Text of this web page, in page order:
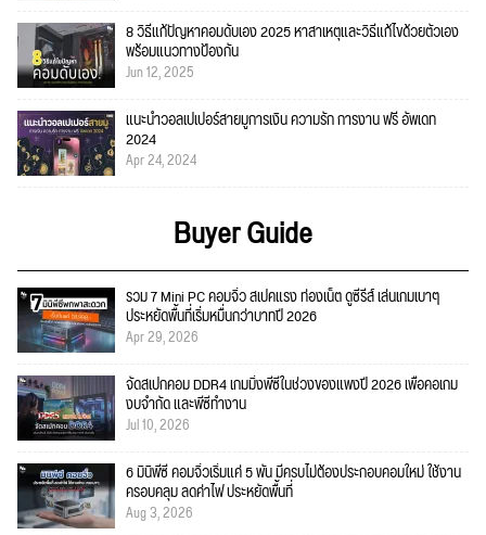
8 วิธีแก้ปัญหาคอมดับเอง 2025 หาสาเหตุและวิธีแก้ไขด้วยตัวเอง
พร้อมแนวทางป้องกัน
Jun 12, 2025
แนะนำวอลเปเปอร์สายมูการเงิน ความรัก การงาน ฟรี อัพเดท
2024
Apr 24, 2024
Buyer Guide
รวม 7 Mini PC คอมจิ๋ว สเปคแรง ท่องเน็ต ดูซีรีส์ เล่นเกมเบาๆ
ประหยัดพื้นที่เริ่มหมื่นกว่าบาทปี 2026
Apr 29, 2026
จัดสเปกคอม DDR4 เกมมิ่งพีซีในช่วงของแพงปี 2026 เพื่อคอเกม
งบจำกัด และพีซีทำงาน
Jul 10, 2026
6 มินิพีซี คอมจิ๋วเริ่มแค่ 5 พัน มีครบไม่ต้องประกอบคอมใหม่ ใช้งาน
ครอบคลุม ลดค่าไฟ ประหยัดพื้นที่
Aug 3, 2026